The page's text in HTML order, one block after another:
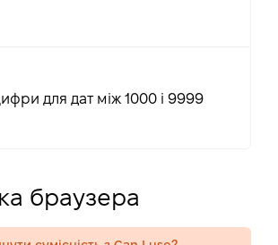
для дат між 1000 і 9999
браузера